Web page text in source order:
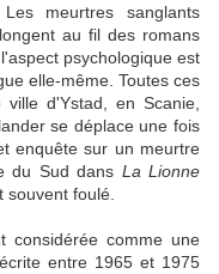
meurtres sanglants
au fil des romans
psychologique est
elle-même. Toutes ces
d'Ystad, en Scanie,
se déplace une fois
enquête sur un meurtre
du Sud dans La Lionne
souvent foulé.
considérée comme une
entre 1965 et 1975